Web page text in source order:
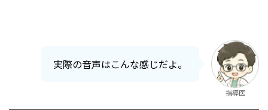
実際の音声はこんな感じだよ。
指導医